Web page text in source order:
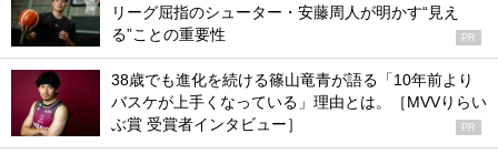
リーグ屈指のシューター・安藤周人が明かす“見え
る”ことの重要性
PR
38歳でも進化を続ける篠山竜青が語る「10年前より
バスケが上手くなっている」理由とは。［MVVりらい
ぶ賞 受賞者インタビュー］
PR